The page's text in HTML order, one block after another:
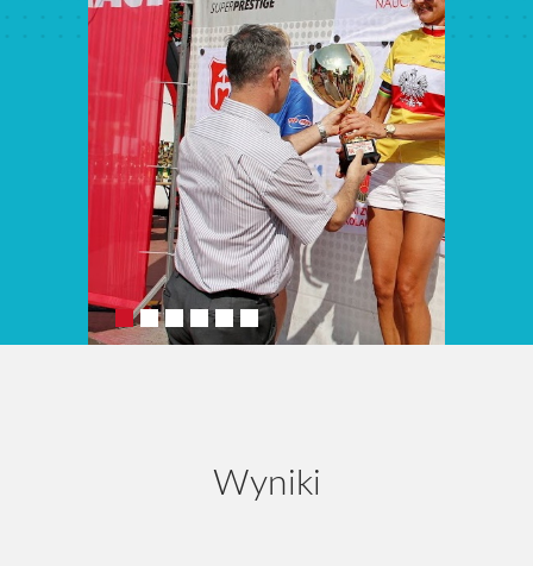
Archiwum 2024
Archiwum 2023
Archiwum 2022
Archiwum 2021
Archiwum 2020
Archiwum 2019
Fotogaleria
Wyniki